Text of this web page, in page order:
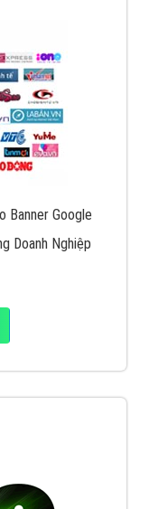
Banner Google
Doanh Nghiệp